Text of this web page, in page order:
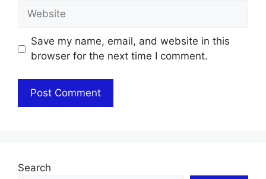
Website
Save my name, email, and website in this
browser for the next time I comment.
Search